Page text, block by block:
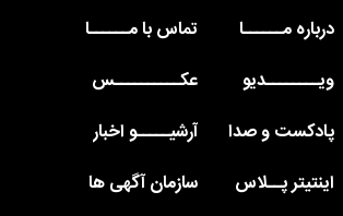
درباره مــــــا
تماس با مــــــا
ویــــــــدیو
عکــــــــــس
پادکست و صدا
آرشیـــــو اخبار
اینتیتر پــلاس
سازمان آگهی ها